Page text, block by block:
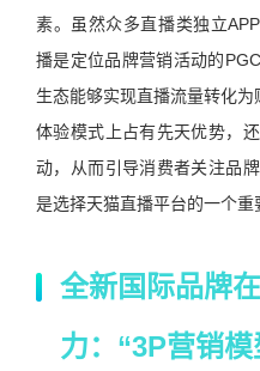
素。虽然众多直播类独立
播是定位品牌营销活动的
生态能够实现直播流量转化为
体验模式上占有先天优势，
动，从而引导消费者关注品
是选择天猫直播平台的一个重
全新国际品牌
力：“3P营销模